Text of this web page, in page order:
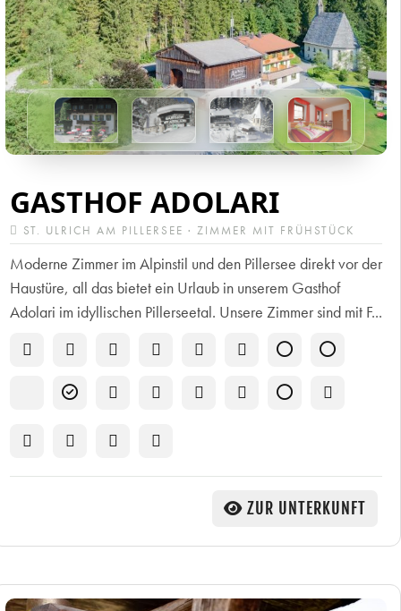
GASTHOF ADOLARI
ST. ULRICH AM PILLERSEE · ZIMMER MIT FRÜHSTÜCK
Moderne Zimmer im Alpinstil und den Pillersee direkt vor der
Haustüre, all das bietet ein Urlaub in unserem Gasthof
Adolari im idyllischen Pillerseetal. Unsere Zimmer sind mit F...
ZUR UNTERKUNFT